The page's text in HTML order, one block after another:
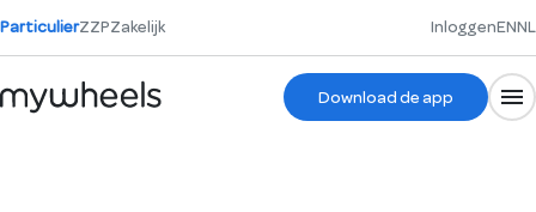
ParticulierZZPZakelijk InloggenENNL
Download de app